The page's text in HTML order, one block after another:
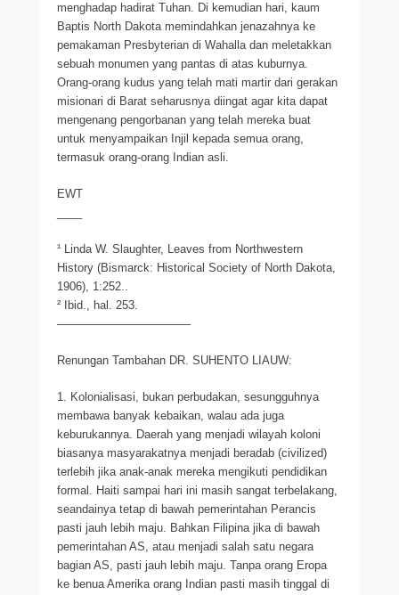
menghadap hadirat Tuhan. Di kemudian hari, kaum
Baptis North Dakota memindahkan jenazahnya ke
pemakaman Presbyterian di Wahalla dan meletakkan
sebuah monumen yang pantas di atas kuburnya.
Orang-orang kudus yang telah mati martir dari gerakan
misionari di Barat seharusnya diingat agar kita dapat
mengenang pengorbanan yang telah mereka buat
untuk menyampaikan Injil kepada semua orang,
termasuk orang-orang Indian asli.
EWT
¹ Linda W. Slaughter, Leaves from Northwestern
History (Bismarck: Historical Society of North Dakota,
1906), 1:252..
² Ibid., hal. 253.
———————————–
Renungan Tambahan DR. SUHENTO LIAUW:
1. Kolonialisasi, bukan perbudakan, sesungguhnya
membawa banyak kebaikan, walau ada juga
keburukannya. Daerah yang menjadi wilayah koloni
biasanya masyarakatnya menjadi beradab (civilized)
terlebih jika anak-anak mereka mengikuti pendidikan
formal. Haiti sampai hari ini masih sangat terbelakang,
seandainya tetap di bawah pemerintahan Perancis
pasti jauh lebih maju. Bahkan Filipina jika di bawah
pemerintahan AS, atau menjadi salah satu negara
bagian AS, pasti jauh lebih maju. Tanpa orang Eropa
ke benua Amerika orang Indian pasti masih tinggal di